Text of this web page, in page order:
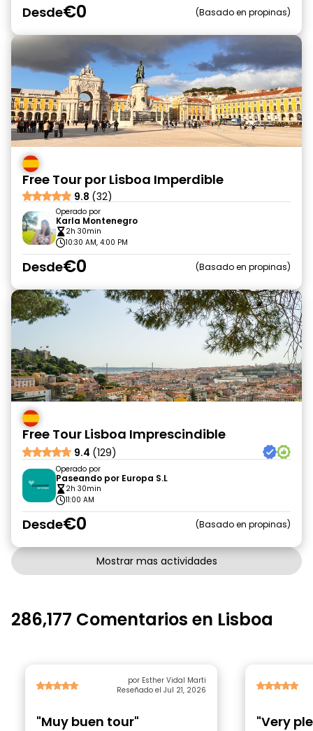
Desde€0 Basado en propinas
Free Tour por Lisboa Imperdible
9.8 (32)
Operado por
Karla Montenegro
2h 30min
10:30 AM, 4:00 PM
Desde€0 Basado en propinas
Free Tour Lisboa Imprescindible
9.4 (129)
Operado por
Paseando por Europa S.L
2h 30min
11:00 AM
Desde€0 Basado en propinas
Mostrar mas actividades
286,177 Comentarios en Lisboa
por Esther Vidal Marti
Reseñado el Jul 21, 2026
"Muy buen tour"
"Very